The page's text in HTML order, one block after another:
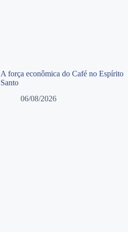
A força econômica do Café no Espírito
Santo
06/08/2026